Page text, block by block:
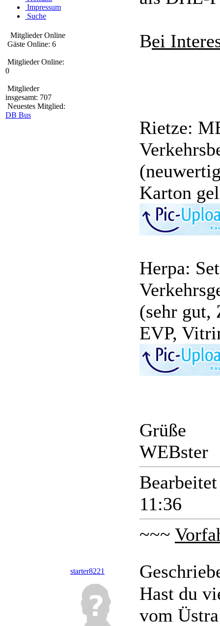
Impressum
Suche
Mitglieder Online
Gäste Online: 6
Mitglieder Online:
0
Mitglieder
insgesamt: 707
Neuestes Mitglied:
DB Bus
Bei
Rietze:
Karton
Herpa:
(sehr gut,
EVP,
Grüße
WEBster
11:36
~~~
starter8221
Hast du
vom